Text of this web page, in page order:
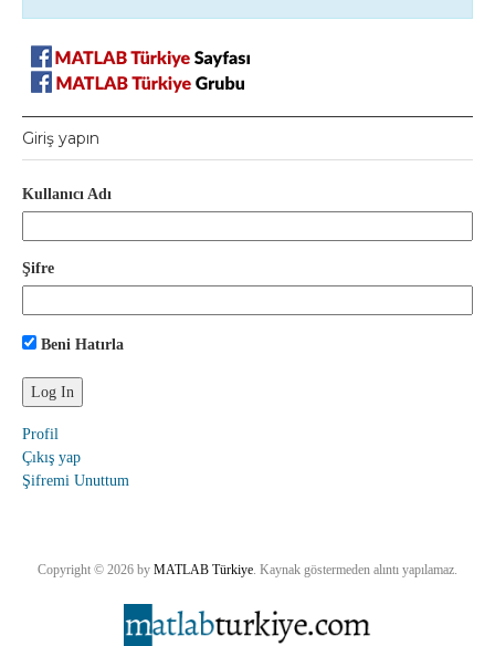
Giriş yapın
Kullanıcı Adı
Şifre
Beni Hatırla
Profil
Çıkış yap
Şifremi Unuttum
Copyright © 2026 by MATLAB Türkiye . Kaynak göstermeden alıntı yapılamaz.